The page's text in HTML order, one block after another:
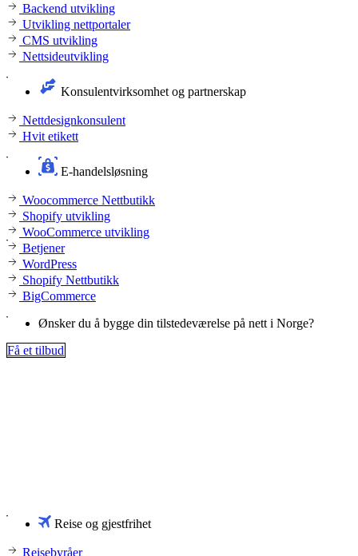
Backend utvikling
Utvikling nettportaler
CMS utvikling
Nettsideutvikling
Konsulentvirksomhet og partnerskap
Nettdesignkonsulent
Hvit etikett
E-handelsløsning
Woocommerce Nettbutikk
Shopify utvikling
WooCommerce utvikling
Betjener
WordPress
Shopify Nettbutikk
BigCommerce
Ønsker du å bygge din tilstedeværelse på nett i Norge?
Få et tilbud
Reise og gjestfrihet
Reisebyråer